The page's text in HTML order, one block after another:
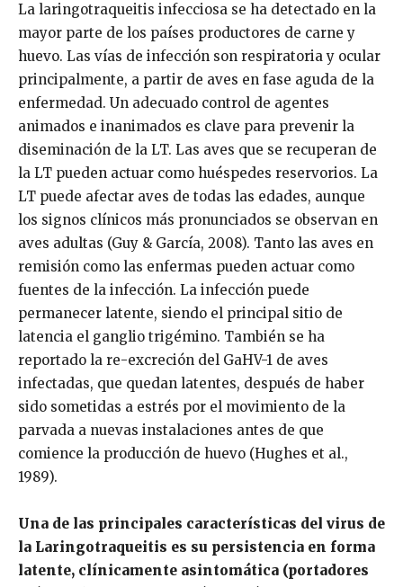
La laringotraqueitis infecciosa se ha detectado en la
mayor parte de los países productores de carne y
huevo. Las vías de infección son respiratoria y ocular
principalmente, a partir de aves en fase aguda de la
enfermedad. Un adecuado control de agentes
animados e inanimados es clave para prevenir la
diseminación de la LT. Las aves que se recuperan de
la LT pueden actuar como huéspedes reservorios. La
LT puede afectar aves de todas las edades, aunque
los signos clínicos más pronunciados se observan en
aves adultas (Guy & García, 2008). Tanto las aves en
remisión como las enfermas pueden actuar como
fuentes de la infección. La infección puede
permanecer latente, siendo el principal sitio de
latencia el ganglio trigémino. También se ha
reportado la re-excreción del GaHV-1 de aves
infectadas, que quedan latentes, después de haber
sido sometidas a estrés por el movimiento de la
parvada a nuevas instalaciones antes de que
comience la producción de huevo (Hughes et al.,
1989).
Una de las principales características del virus de
la Laringotraqueitis es su persistencia en forma
latente, clínicamente asintomática (portadores